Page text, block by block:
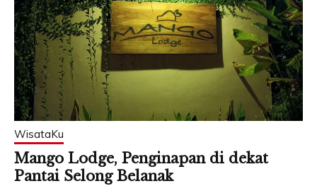
WisataKu
Mango Lodge, Penginapan di dekat
Pantai Selong Belanak